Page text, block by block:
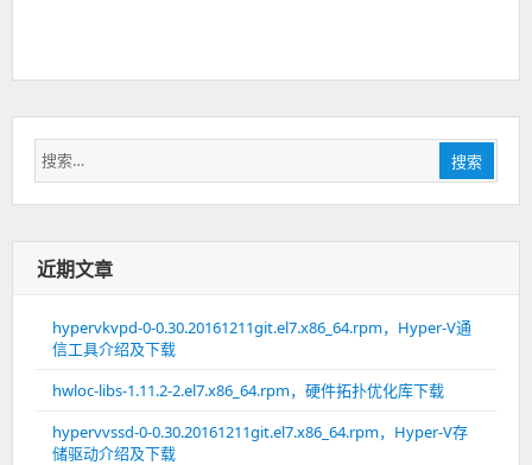
搜
索：
搜索
近期文章
hypervkvpd-0-0.30.20161211git.el7.x86_64.rpm，Hyper-V通
信工具介绍及下载
hwloc-libs-1.11.2-2.el7.x86_64.rpm，硬件拓扑优化库下载
hypervvssd-0-0.30.20161211git.el7.x86_64.rpm，Hyper-V存
储驱动介绍及下载